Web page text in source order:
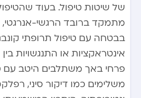
של שיטות טיפול. בעוד
מתמקד ברובד הרגשי-אנרגטי,
בבטחה עם טיפול תרופתי
אינטראקציות או התנגשויות
פרחי באך משתלבים היטב עם
משלימים כמו דיקור סיני,